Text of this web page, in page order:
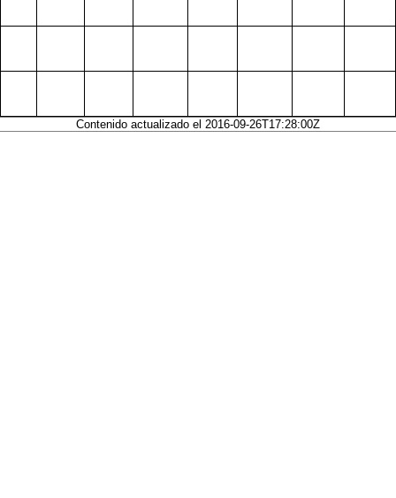
Contenido actualizado el 2016-09-26T17:28:00Z